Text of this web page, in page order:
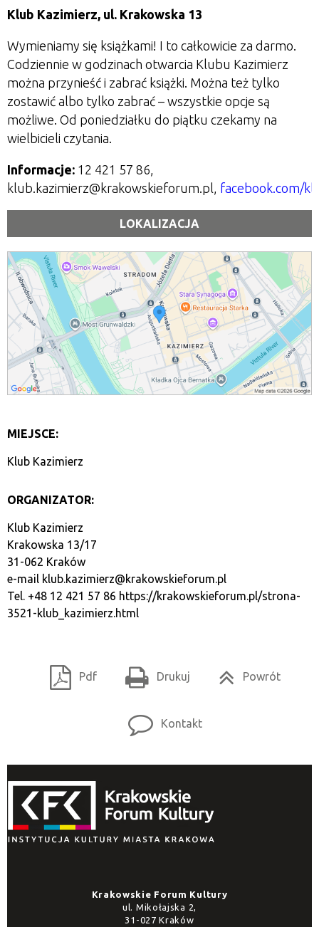
Klub Kazimierz, ul. Krakowska 13
Wymieniamy się książkami! I to całkowicie za darmo.
Codziennie w godzinach otwarcia Klubu Kazimierz
można przynieść i zabrać książki. Można też tylko
zostawić albo tylko zabrać – wszystkie opcje są
możliwe. Od poniedziałku do piątku czekamy na
wielbicieli czytania.
Informacje: 12 421 57 86,
klub.kazimierz@krakowskieforum.pl, facebook.com/
LOKALIZACJA
MIEJSCE:
Klub Kazimierz
ORGANIZATOR:
Klub Kazimierz
Krakowska 13/17
31-062 Kraków
e-mail klub.kazimierz@krakowskieforum.pl
Tel. +48 12 421 57 86 https://krakowskieforum.pl/strona-
3521-klub_kazimierz.html
Pdf Drukuj Powrót
Kontakt
Krakowskie Forum Kultury
ul. Mikołajska 2,
31-027 Kraków